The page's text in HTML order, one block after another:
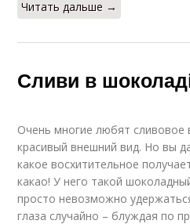
Читать дальше →
Сливи в
Очень многие любят сливовое
красивый внешний вид. Но вы
какое восхитительное
какао! У него такой
просто невозможно
глаза случайно – блуждая по